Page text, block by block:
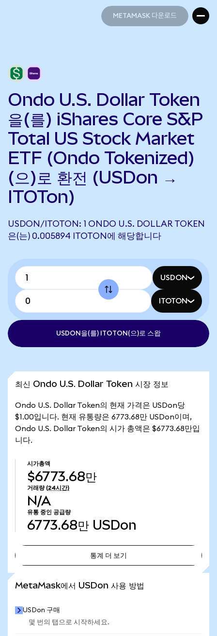
METAMASK 다운로드
Ondo U.S. Dollar Token
을(를) iShares Core S&P
Total US Stock Market
ETF (Ondo Tokenized)
(으)로 환전 (USDon →
ITOTon)
USDON/ITOTON: 1 ONDO U.S. DOLLAR TOKEN
은(는) 0.005894 ITOTON에 해당합니다
USDON
ITOTON
USDON을(를) ITOTON(으)로 스왑
최신 Ondo U.S. Dollar Token 시장 정보
Ondo U.S. Dollar Token의 현재 가격은 USDon당
$1.00입니다. 현재 유통량은 6773.68만 USDon이며,
Ondo U.S. Dollar Token의 시가 총액은 $6773.68만입
니다.
시가총액
$6773.68만
거래량 (24시간)
N/A
유통 중인 공급량
6773.68만 USDon
통계 더 보기
MetaMask에서 USDon 사용 방법
USDon 구매
몇 번의 탭으로 시작하세요.